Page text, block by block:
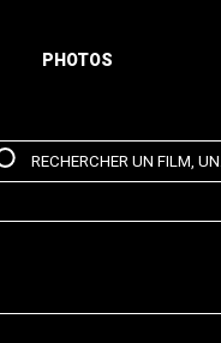
PHOTOS
RECHERCHER UN FILM,